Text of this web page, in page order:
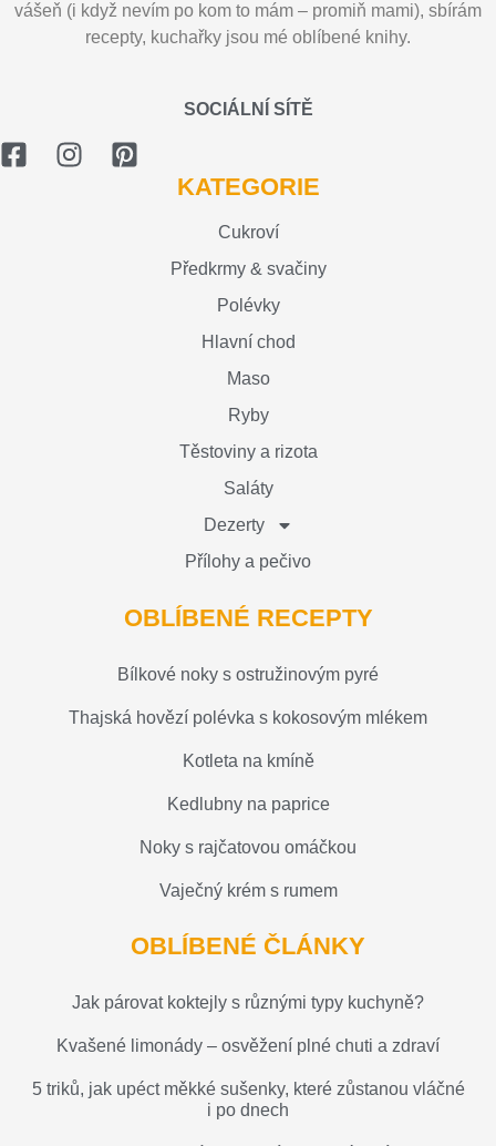
vášeň (i když nevím po kom to mám – promiň mami), sbírám
recepty, kuchařky jsou mé oblíbené knihy.
SOCIÁLNÍ SÍTĚ
KATEGORIE
Cukroví
Předkrmy & svačiny
Polévky
Hlavní chod
Maso
Ryby
Těstoviny a rizota
Saláty
Dezerty
Přílohy a pečivo
OBLÍBENÉ RECEPTY
Bílkové noky s ostružinovým pyré
Thajská hovězí polévka s kokosovým mlékem
Kotleta na kmíně
Kedlubny na paprice
Noky s rajčatovou omáčkou
Vaječný krém s rumem
OBLÍBENÉ ČLÁNKY
Jak párovat koktejly s různými typy kuchyně?
Kvašené limonády – osvěžení plné chuti a zdraví
5 triků, jak upéct měkké sušenky, které zůstanou vláčné
i po dnech